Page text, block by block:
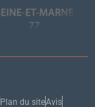
Plan du siteAvis